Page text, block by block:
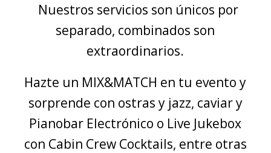
Nuestros servicios son únicos por
separado, combinados son
extraordinarios.
Hazte un MIX&MATCH en tu evento y
sorprende con ostras y jazz, caviar y
Pianobar Electrónico o Live Jukebox
con Cabin Crew Cocktails, entre otras